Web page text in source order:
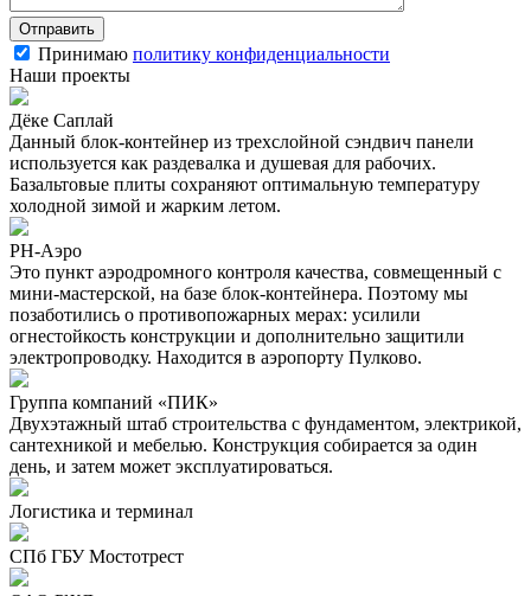
Принимаю политику конфиденциальности
Наши проекты
Дёке Саплай
Данный блок-контейнер из трехслойной сэндвич панели
используется как раздевалка и душевая для рабочих.
Базальтовые плиты сохраняют оптимальную температуру
холодной зимой и жарким летом.
РН-Аэро
Это пункт аэродромного контроля качества, совмещенный с
мини-мастерской, на базе блок-контейнера. Поэтому мы
позаботились о противопожарных мерах: усилили
огнестойкость конструкции и дополнительно защитили
электропроводку. Находится в аэропорту Пулково.
Группа компаний «ПИК»
Двухэтажный штаб строительства с фундаментом, электрикой,
сантехникой и мебелью. Конструкция собирается за один
день, и затем может эксплуатироваться.
Логистика и терминал
СПб ГБУ Мостотрест